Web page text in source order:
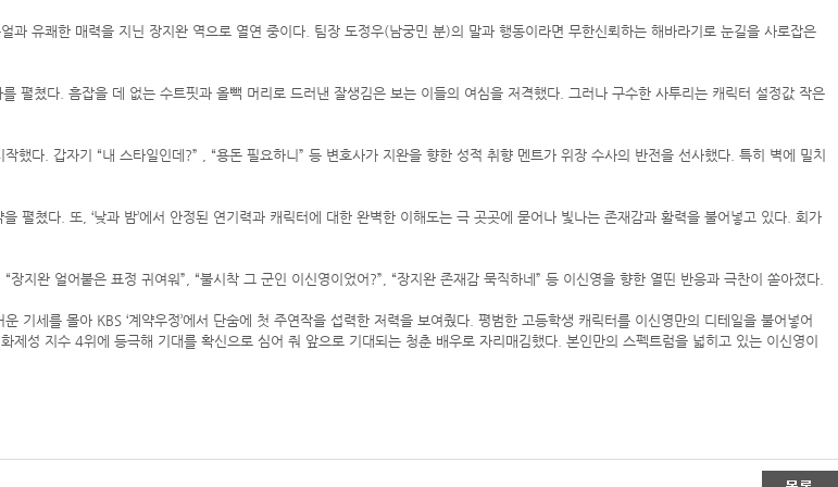
과 유쾌한 매력을 지닌 장지완 역으로 열연 중이다. 팀장 도정우(남궁민 분)의 말과 행동이라면 무한신뢰하는 해바라기로 눈길을 사로잡은
펼쳤다. 흠잡을 데 없는 수트핏과 올빽 머리로 드러낸 잘생김은 보는 이들의 여심을 저격했다. 그러나 구수한 사투리는 캐릭터 설정값 작은
다. 갑자기 “내 스타일인데?” , “용돈 필요하니” 등 변호사가 지완을 향한 성적 취향 멘트가 위장 수사의 반전을 선사했다. 특히 벽에 밀치
쳤다. 또, ‘낮과 밤’에서 안정된 연기력과 캐릭터에 대한 완벽한 이해도는 극 곳곳에 묻어나 빛나는 존재감과 활력을 불어넣고 있다. 회가
지완 얼어붙은 표정 귀여워”, “불시착 그 군인 이신영이었어?”, “장지완 존재감 묵직하네” 등 이신영을 향한 열띤 반응과 극찬이 쏟아졌다.
기세를 몰아 KBS ‘계약우정’에서 단숨에 첫 주연작을 섭력한 저력을 보여줬다. 평범한 고등학생 캐릭터를 이신영만의 디테일을 불어넣어
제성 지수 4위에 등극해 기대를 확신으로 심어 줘 앞으로 기대되는 청춘 배우로 자리매김했다. 본인만의 스펙트럼을 넓히고 있는 이신영이